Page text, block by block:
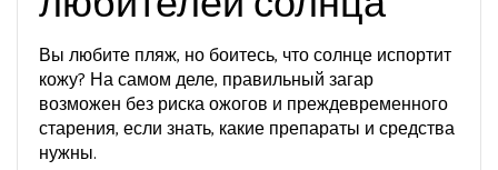
Вы любите пляж, но боитесь, что солнце испортит
кожу? На самом деле, правильный загар
возможен без риска ожогов и преждевременного
старения, если знать, какие препараты и средства
нужны.